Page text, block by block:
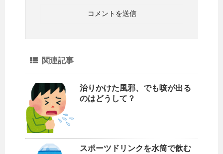
関連記事
治りかけた風邪、でも咳が出る
のはどうして？
スポーツドリンクを水筒で飲む